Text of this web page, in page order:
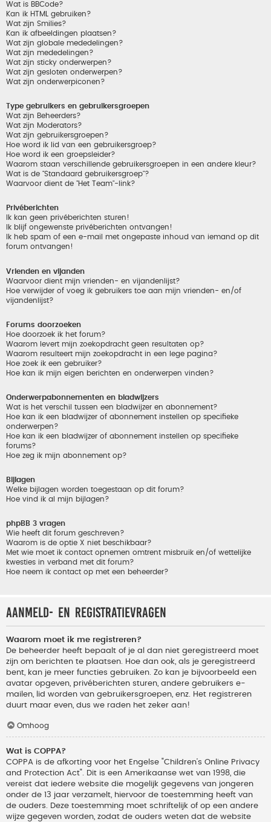
Wat is BBCode?
Kan ik HTML gebruiken?
Wat zijn Smilies?
Kan ik afbeeldingen plaatsen?
Wat zijn globale mededelingen?
Wat zijn mededelingen?
Wat zijn sticky onderwerpen?
Wat zijn gesloten onderwerpen?
Wat zijn onderwerpiconen?
Type gebruikers en gebruikersgroepen
Wat zijn Beheerders?
Wat zijn Moderators?
Wat zijn gebruikersgroepen?
Hoe word ik lid van een gebruikersgroep?
Hoe word ik een groepsleider?
Waarom staan verschillende gebruikersgroepen in een andere kleur?
Wat is de "Standaard gebruikersgroep"?
Waarvoor dient de "Het Team"-link?
Privéberichten
Ik kan geen privéberichten sturen!
Ik blijf ongewenste privéberichten ontvangen!
Ik heb spam of een e-mail met ongepaste inhoud van iemand op dit
forum ontvangen!
Vrienden en vijanden
Waarvoor dient mijn vrienden- en vijandenlijst?
Hoe verwijder of voeg ik gebruikers toe aan mijn vrienden- en/of
vijandenlijst?
Forums doorzoeken
Hoe doorzoek ik het forum?
Waarom levert mijn zoekopdracht geen resultaten op?
Waarom resulteert mijn zoekopdracht in een lege pagina?
Hoe zoek ik een gebruiker?
Hoe kan ik mijn eigen berichten en onderwerpen vinden?
Onderwerpabonnementen en bladwijzers
Wat is het verschil tussen een bladwijzer en abonnement?
Hoe kan ik een bladwijzer of abonnement instellen op specifieke
onderwerpen?
Hoe kan ik een bladwijzer of abonnement instellen op specifieke
forums?
Hoe zeg ik mijn abonnement op?
Bijlagen
Welke bijlagen worden toegestaan op dit forum?
Hoe vind ik al mijn bijlagen?
phpBB 3 vragen
Wie heeft dit forum geschreven?
Waarom is de optie X niet beschikbaar?
Met wie moet ik contact opnemen omtrent misbruik en/of wettelijke
kwesties in verband met dit forum?
Hoe neem ik contact op met een beheerder?
Aanmeld- en registratievragen
Waarom moet ik me registreren?
De beheerder heeft bepaalt of je al dan niet geregistreerd moet
zijn om berichten te plaatsen. Hoe dan ook, als je geregistreerd
bent, kan je meer functies gebruiken. Zo kan je bijvoorbeeld een
avatar opgeven, privéberichten sturen, andere gebruikers e-
mailen, lid worden van gebruikersgroepen, enz. Het registreren
duurt maar even, dus we raden het zeker aan!
Omhoog
Wat is COPPA?
COPPA is de afkorting voor het Engelse "Children’s Online Privacy
and Protection Act". Dit is een Amerikaanse wet van 1998, die
vereist dat iedere website die mogelijk gegevens van jongeren
onder de 13 jaar verzamelt, hiervoor de toestemming heeft van
de ouders. Deze toestemming moet schriftelijk of op een andere
wijze gegeven worden, zodat de ouders weten dat de website